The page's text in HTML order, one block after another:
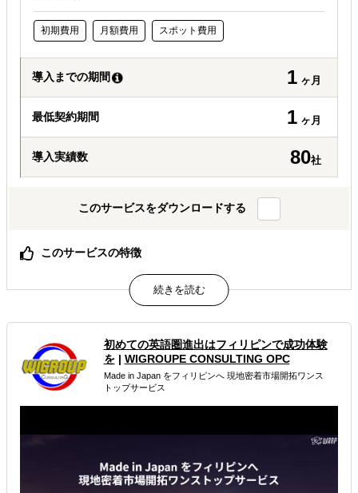
初期費用 月額費用 スポット費用
導入までの期間 1 ヶ月
最低契約期間 1 ヶ月
導入実績数 80社
このサービスをダウンロードする
このサービスの特徴
● 60年以上にわたる実績と、世界90カ国以上に広がる国際
ネットワークを活かしたグローバルな支援体制。
● 350名以上の専門家が在籍し、日本語・英語をはじめ多
言語での対応が可能。現地事情に精通した専門チームが実
● 会社設立から会計・税務、人事労務、国際税務コンサル
ティングまで、ワンストップで対応できる総合的なコンサ
ルティングサービスを展開しています。
海外税務・会計
初めての英語圏進出はフィリピンで成功体験
を| WIGROUPE CONSULTING OPC
Made in Japan をフィリピンへ 現地密着市場開拓ワンス
トップサービス